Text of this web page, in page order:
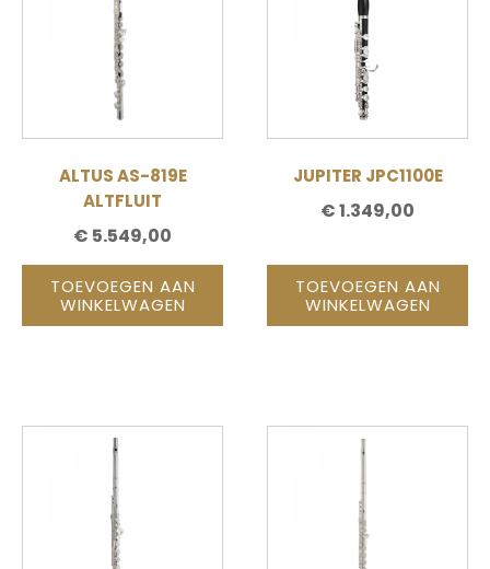
ALTUS AS-819E
ALTFLUIT
€ 5.549,00
TOEVOEGEN AAN
WINKELWAGEN
JUPITER JPC1100E
€1.349,00
TOEVOEGEN AAN
WINKELWAGEN